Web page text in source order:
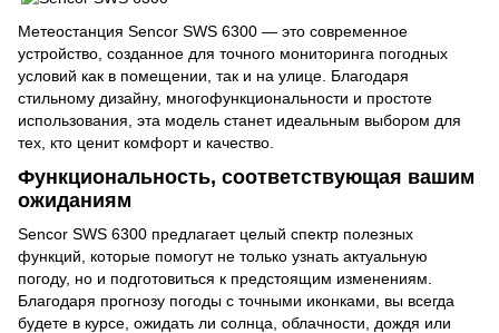
Метеостанция Sencor SWS 6300 — это современное
устройство, созданное для точного мониторинга погодных
условий как в помещении, так и на улице. Благодаря
стильному дизайну, многофункциональности и простоте
использования, эта модель станет идеальным выбором для
тех, кто ценит комфорт и качество.
Функциональность, соответствующая вашим
ожиданиям
Sencor SWS 6300 предлагает целый спектр полезных
функций, которые помогут не только узнать актуальную
погоду, но и подготовиться к предстоящим изменениям.
Благодаря прогнозу погоды с точными иконками, вы всегда
будете в курсе, ожидать ли солнца, облачности, дождя или